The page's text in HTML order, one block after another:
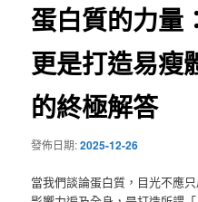
蛋白質的力量
更是打造易瘦
的終極解答
發佈日期:2025-12-26
當我們談論蛋白質，目光不應